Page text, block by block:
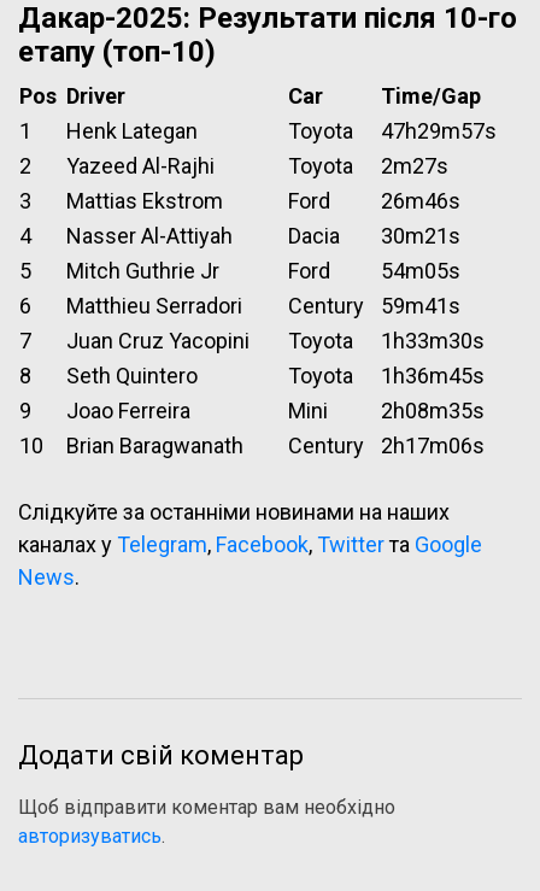
Дакар-2025: Результати після 10-го
етапу (топ-10)
Pos Driver Car
Time/Gap
1
Henk Lategan Toyota
47h29m57s
2
Yazeed Al-Rajhi Toyota
2m27s
3
Mattias Ekstrom Ford
26m46s
4
Nasser Al-Attiyah Dacia
30m21s
5
Mitch Guthrie Jr Ford
54m05s
6
Matthieu Serradori Century
59m41s
7
Juan Cruz Yacopini Toyota
1h33m30s
8
Seth Quintero Toyota
1h36m45s
9
Joao Ferreira Mini
2h08m35s
10
Brian Baragwanath Century 2h17m06s
Слідкуйте за останніми новинами на наших
каналах уTelegram, Facebook,Twitterта Google
News.
Додати свій коментар
Щоб відправити коментар вам необхідно
авторизуватись.